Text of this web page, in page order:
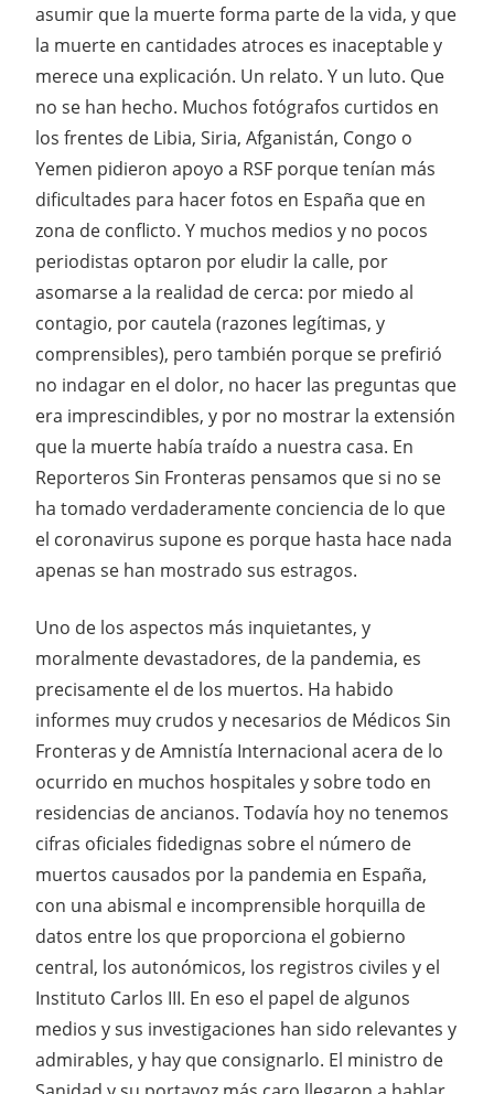
asumir que la muerte forma parte de la vida, y que
la muerte en cantidades atroces es inaceptable y
merece una explicación. Un relato. Y un luto. Que
no se han hecho. Muchos fotógrafos curtidos en
los frentes de Libia, Siria, Afganistán, Congo o
Yemen pidieron apoyo a RSF porque tenían más
dificultades para hacer fotos en España que en
zona de conflicto. Y muchos medios y no pocos
periodistas optaron por eludir la calle, por
asomarse a la realidad de cerca: por miedo al
contagio, por cautela (razones legítimas, y
comprensibles), pero también porque se prefirió
no indagar en el dolor, no hacer las preguntas que
era imprescindibles, y por no mostrar la extensión
que la muerte había traído a nuestra casa. En
Reporteros Sin Fronteras pensamos que si no se
ha tomado verdaderamente conciencia de lo que
el coronavirus supone es porque hasta hace nada
apenas se han mostrado sus estragos.
Uno de los aspectos más inquietantes, y
moralmente devastadores, de la pandemia, es
precisamente el de los muertos. Ha habido
informes muy crudos y necesarios de Médicos Sin
Fronteras y de Amnistía Internacional acera de lo
ocurrido en muchos hospitales y sobre todo en
residencias de ancianos. Todavía hoy no tenemos
cifras oficiales fidedignas sobre el número de
muertos causados por la pandemia en España,
con una abismal e incomprensible horquilla de
datos entre los que proporciona el gobierno
central, los autonómicos, los registros civiles y el
Instituto Carlos III. En eso el papel de algunos
medios y sus investigaciones han sido relevantes y
admirables, y hay que consignarlo. El ministro de